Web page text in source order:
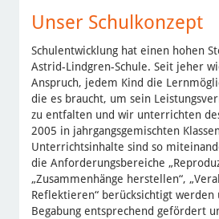
Unser Schulkonzept
Schulentwicklung hat einen hohen
Astrid-Lindgren-Schule. Seit jeher
Anspruch, jedem Kind die
die es braucht, um sein
zu entfalten und wir unterrichten
2005 in jahrgangsgemischten
Unterrichtsinhalte sind so
die Anforderungsbereiche
„Zusammenhänge herstellen“,
Reflektieren“ berücksichtigt
Begabung entsprechend gefördert